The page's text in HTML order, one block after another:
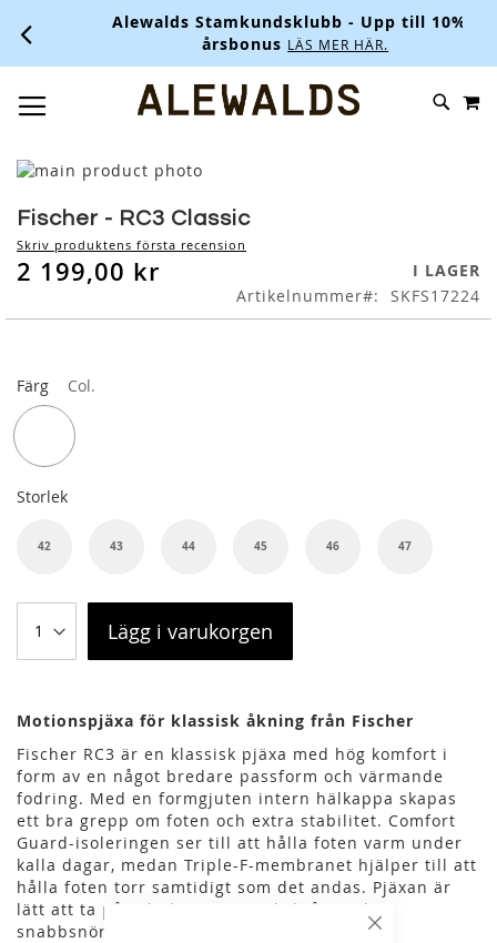
Alewalds Stamkundsklubb - Upp till 10% i
årsbonus LÄS MER HÄR.
SKIP
Skip
the
end
of
the
gallery
to
the
beginning
of
images
Fischer - RC3 Classic
Skriv produktens första recension
2 199,00 kr
I LAGER
Artikelnummer
SKFS17224
Färg Col.
Storlek
42 43 44 45 46 47
Lägg i varukorgen
Motionspjäxa för klassisk åkning från Fischer
Fischer RC3 är en klassisk pjäxa med hög komfort i
form av en något bredare passform och värmande
fodring. Med en formgjuten intern hälkappa skapas
ett bra grepp om foten och extra stabilitet. Comfort
Guard-isoleringen ser till att hålla foten varm under
kalla dagar, medan Triple-F-membranet hjälper till att
hålla foten torr samtidigt som det andas. Pjäxan är
lätt att ta på och du snörar enkelt åt med
snabbsnörningen Speed Lock.